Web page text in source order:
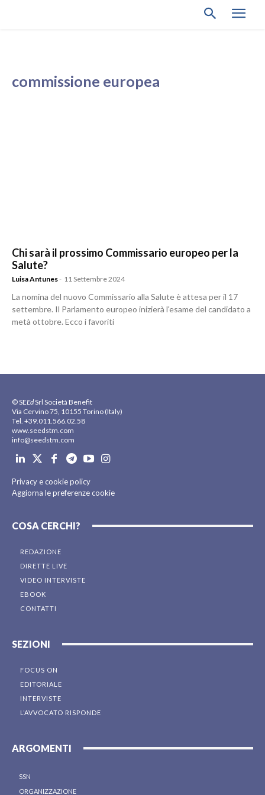
commissione europea
Chi sarà il prossimo Commissario europeo per la
Salute?
Luisa Antunes - 11 Settembre 2024
La nomina del nuovo Commissario alla Salute è attesa per il 17
settembre. Il Parlamento europeo inizierà l'esame del candidato a
metà ottobre. Ecco i favoriti
© SEEdSrl Società Benefit
Via Cervino 75, 10155 Torino (Italy)
Tel. +39.011.566.02.58
www.seedstm.com
info@seedstm.com
Privacy e cookie policy
Aggiorna le preferenze cookie
COSA CERCHI?
REDAZIONE
DIRETTE LIVE
VIDEO INTERVISTE
EBOOK
CONTATTI
SEZIONI
FOCUS ON
EDITORIALE
INTERVISTE
L’AVVOCATO RISPONDE
ARGOMENTI
SSN
ORGANIZZAZIONE